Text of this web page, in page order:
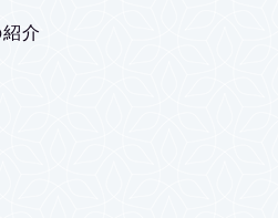
介